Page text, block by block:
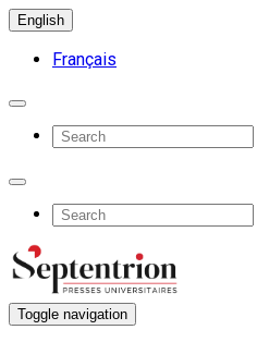
English
Français
Toggle navigation